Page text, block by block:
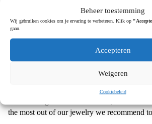
Beheer toestemming
Wij gebruiken cookies om je ervaring te verbeteren. Klik op
gaan.
Accepteren
Weigeren
Cookiebeleid
inspiratie om je eigen look te creëren met
je bij onze Instagram pagina aan het juiste
dagelijks nieuwe sieraden, manieren om de
deals en nog veel meer. Verkrijgbaar in
oorbellen gaan per paar. De oorbellen zijn
Voor inspiratie en looks zie onze
the most out of our jewelry we recommend